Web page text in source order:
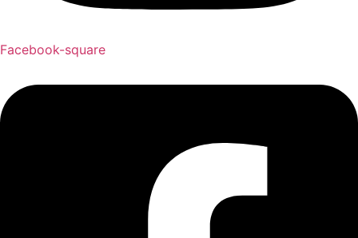
Facebook-square